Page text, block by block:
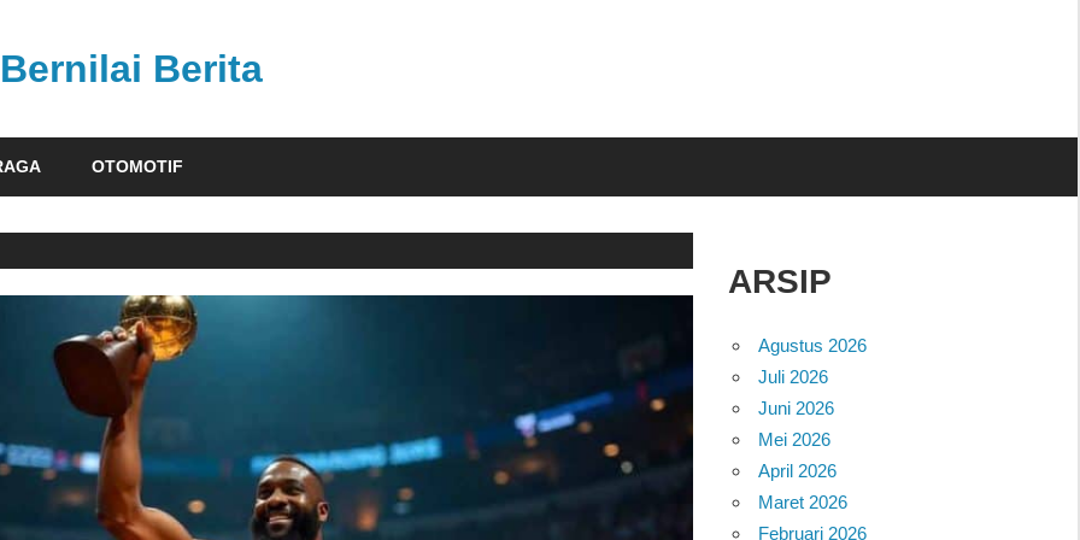
Berita
OTOMOTIF
ARSIP
Agustus 2026
Juli 2026
Juni 2026
Mei 2026
April 2026
Maret 2026
Februari 2026